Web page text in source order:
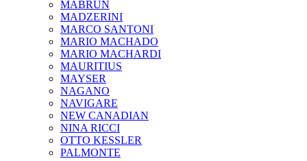
MABRUN
MADZERINI
MARCO SANTONI
MARIO MACHADO
MARIO MACHARDI
MAURITIUS
MAYSER
NAGANO
NAVIGARE
NEW CANADIAN
NINA RICCI
OTTO KESSLER
PALMONTE